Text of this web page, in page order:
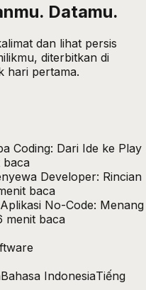
Datamu.
dan lihat persis
diterbitkan di
hari pertama.
Coding: Dari Ide ke Play
baca
Developer: Rincian
baca
No-Code: Menang
menit baca
Bahasa IndonesiaTiếng